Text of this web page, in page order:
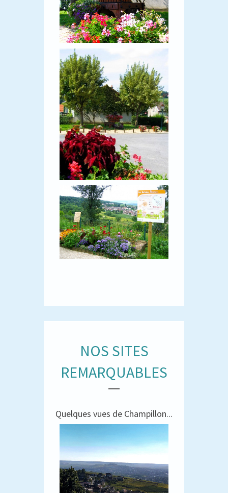
NOS SITES
REMARQUABLES
Quelques vues de Champillon...